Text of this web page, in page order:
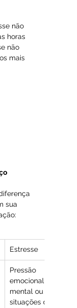
não
horas
não
mais
sua
Estresse
Pressão
emocional,
mental ou
situações de